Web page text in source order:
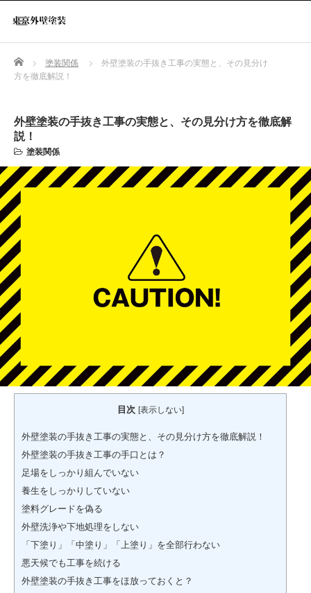
Home 塗装関係
外壁塗装の手抜き工事の実態と、その見分け
方を徹底解説！
外壁塗装の手抜き工事の実態と、その見分け方を徹底解
説！
塗装関係
目次 [表示しない]
外壁塗装の手抜き工事の実態と、その見分け方を徹底解説！
外壁塗装の手抜き工事の手口とは？
足場をしっかり組んでいない
養生をしっかりしていない
塗料グレードを偽る
外壁洗浄や下地処理をしない
「下塗り」「中塗り」「上塗り」を全部行わない
悪天候でも工事を続ける
外壁塗装の手抜き工事をほ放っておくと？